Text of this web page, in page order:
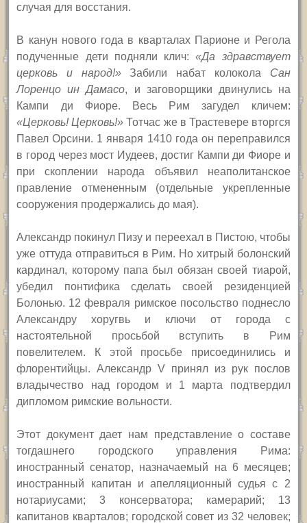
случая для восстания.
В канун нового года в кварталах Парионе и Регола
подученные дети подняли клич:«Да здравствует
церковь и народ!»Забили набат колокола Сан
Лоренцо ин Дамасо, и заговорщики двинулись на
Кампи ди Фиоре. Весь Рим загудел кличем:
«Церковь! Церковь!»Тотчас же в Трастевере вторгся
Павел Орсини. 1 января 1410 года он переправился
в город через мост Иудеев, достиг Кампи ди Фиоре и
при скоплении народа объявил неаполитанское
правление отмененным (отдельные укрепленные
сооружения продержались до мая).
Александр покинул Пизу и переехал в Пистою, чтобы
уже оттуда отправиться в Рим. Но хитрый болонский
кардинал, которому папа был обязан своей тиарой,
убедил понтифика сделать своей резиденцией
Болонью. 12 февраля римское посольство поднесло
Александру хоругвь и ключи от города с
настоятельной просьбой вступить в Рим
повелителем. К этой просьбе присоединились и
флорентийцы. АлександрV принял из рук послов
владычество над городом и 1 марта подтвердил
дипломом римские вольности.
Этот документ дает нам представление о составе
тогдашнего городского управления Рима:
иностранный сенатор, назначаемый на 6 месяцев;
иностранный капитан и апелляционный судья с 2
нотариусами; 3 консерватора; камерарий; 13
капитанов кварталов; городской совет из 32 человек;